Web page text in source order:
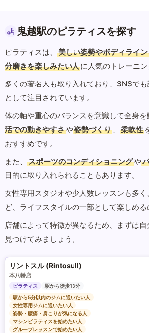
鬼越駅のピラティスを探す
ピラティスは、 美しい姿勢やボディライ
分磨きを楽しみたい人に人気のトレーニン
多くの著名人も取り入れており、SNSで
として注目されています。
体の軸や重心のバランスを意識して全身を
活での動きやすさや姿勢づくり 、 柔軟性
おすすめです。
また、
スポーツのコンディショニングや
目的に取り入れられることもあります。
女性専用スタジオや少人数レッスンも多
ど、ライフスタイルの一部として楽しめる
店舗によって特徴が異なるため、まずは
見つけてみましょう。
リントスル (Rintosull)
本八幡店
ピラティス
駅から徒歩13分
駅から5分以内のジムに通いたい人
女性専用ジムに通いたい人
姿勢・腰痛・肩こりが気になる人
マシンピラティスを始めたい人
グループレッスンで始めたい人